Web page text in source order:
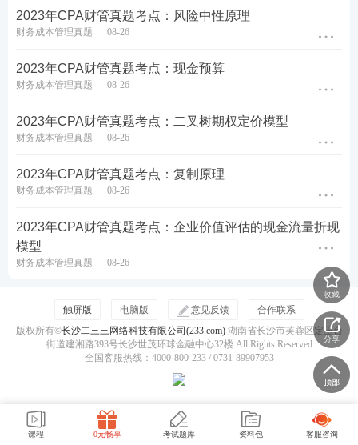
2、根据有税MM理论，下列关于财务杠杆变动对公司
A.提高财务杠杆将提高负债资本成本
B.提高财务杠杆将提高权益资本成本
D.降低财务杠杆将降低加权平均资本成本
查看答案
1、肖先生拟在2023年末购置一套价格为360万元的精
装修商品房，使用自有资金140万元，公积金贷款60
万元，余款通过商业贷款获得，公积金贷款和商业贷
款期限均为10年，均为浮动利率，2023年末公积金贷
款利率为4%，商业贷款利率为6%，均采用等额本息
方式在每年年末还款，该商品房两年后交付，且直接
2023年CPA财管真题考点：风险中性原理
财务成本管理真题 08-26
2023年CPA财管真题考点：现金预算
财务成本管理真题 08-26
2023年CPA财管真题考点：二叉树期权定价模型
财务成本管理真题 08-26
2023年CPA财管真题考点：复制原理
财务成本管理真题 08-26
2023年CPA财管真题考点：企业价值评估的现金流量折现
模型
财务成本管理真题 08-26
收藏
分享
触屏版 电脑版 意见反馈
合作联系
版权所有©长沙二三三网络科技有限公司(233.com)湖南省长沙市芙蓉区定王台
街道建湘路393号长沙世茂环球金融中心32楼 All Rights Reserved
全国客服热线：4000-800-233 / 0731-89907953
课程 0元畅享 考试题库 资料包 客服咨询